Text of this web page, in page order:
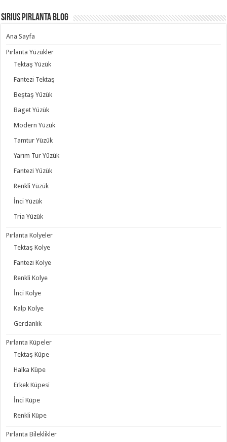
Sirius Pırlanta Blog
Ana Sayfa
Pırlanta Yüzükler
Tektaş Yüzük
Fantezi Tektaş
Beştaş Yüzük
Baget Yüzük
Modern Yüzük
Tamtur Yüzük
Yarım Tur Yüzük
Fantezi Yüzük
Renkli Yüzük
İnci Yüzük
Tria Yüzük
Pırlanta Kolyeler
Tektaş Kolye
Fantezi Kolye
Renkli Kolye
İnci Kolye
Kalp Kolye
Gerdanlık
Pırlanta Küpeler
Tektaş Küpe
Halka Küpe
Erkek Küpesi
İnci Küpe
Renkli Küpe
Pırlanta Bileklikler